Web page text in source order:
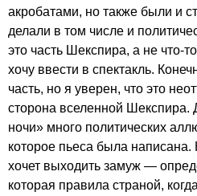
акробатами, но также были и
делали в том числе и
это часть Шекспира, а не что-
хочу ввести в спектакль.
часть, но я уверен, что это
сторона вселенной Шекспира.
ночи» много политических
которое пьеса была написана.
хочет выходить замуж —
которая правила страной,